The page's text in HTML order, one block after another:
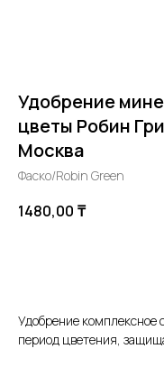
Удобрение
цветы Робин
Москва
Фаско/Robin Green
1480,00 ₸
Удобрение
период цветения,